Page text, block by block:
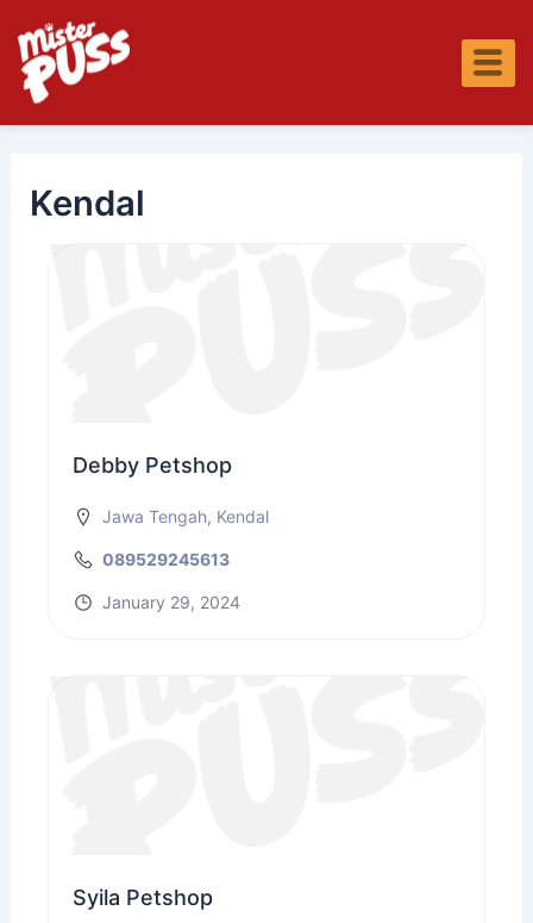
content
Kendal
Debby Petshop
Jawa Tengah, Kendal
089529245613
January 29, 2024
Syila Petshop
e
a
h